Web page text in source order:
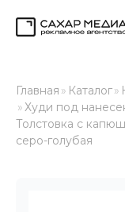
Главная » Каталог»
»Худи под
Толстовка с
серо-голубая